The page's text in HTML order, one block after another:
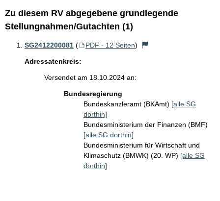
Zu diesem RV abgegebene grundlegende
Stellungnahmen/Gutachten (1)
SG2412200081 ( PDF - 12 Seiten)
Adressatenkreis:
Versendet am 18.10.2024 an:
Bundesregierung
Bundeskanzleramt (BKAmt) [alle SG
dorthin]
Bundesministerium der Finanzen (BMF)
[alle SG dorthin]
Bundesministerium für Wirtschaft und
Klimaschutz (BMWK) (20. WP) [alle SG
dorthin]